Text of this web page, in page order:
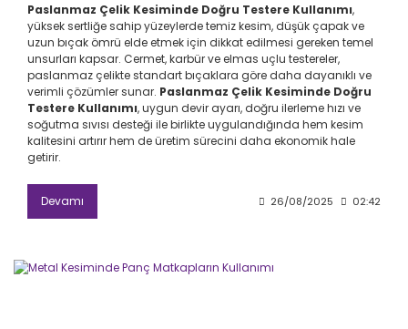
Paslanmaz Çelik Kesiminde Doğru Testere Kullanımı,
yüksek sertliğe sahip yüzeylerde temiz kesim, düşük çapak ve
uzun bıçak ömrü elde etmek için dikkat edilmesi gereken temel
unsurları kapsar. Cermet, karbür ve elmas uçlu testereler,
paslanmaz çelikte standart bıçaklara göre daha dayanıklı ve
verimli çözümler sunar. Paslanmaz Çelik Kesiminde Doğru
Testere Kullanımı, uygun devir ayarı, doğru ilerleme hızı ve
soğutma sıvısı desteği ile birlikte uygulandığında hem kesim
kalitesini artırır hem de üretim sürecini daha ekonomik hale
getirir.
Devamı 26/08/2025 02:42